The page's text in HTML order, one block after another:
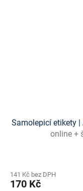
Samolepicí etikety
online +
141 Kč bez DPH
170 Kč